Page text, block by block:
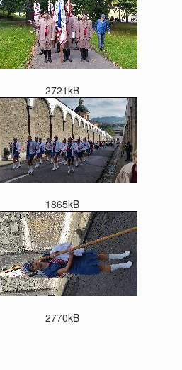
2721kB
1865kB
2770kB